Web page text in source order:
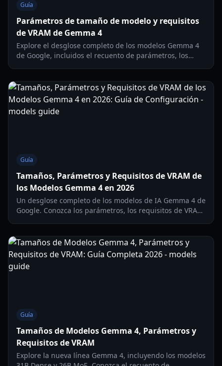
Guía
Parámetros de tamaño de modelo y requisitos
de VRAM de Gemma 4
Explore el desglose completo de los modelos Gemma 4
de Google, incluidos el recuento de parámetros, los
Guía
Tamaños, Parámetros y Requisitos de VRAM de
los Modelos Gemma 4 en 2026
Un desglose completo de los modelos de IA Gemma 4 de
Google. Conozca los parámetros, los requisitos de VRAM
Guía
Tamaños de Modelos Gemma 4, Parámetros y
Requisitos de VRAM
Explore la nueva línea Gemma 4, incluyendo los modelos